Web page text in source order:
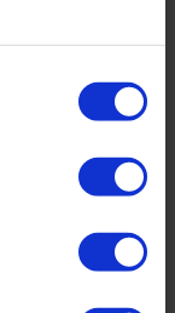
de la
que la
salud general